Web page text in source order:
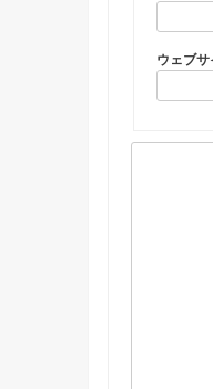
ウェブサ